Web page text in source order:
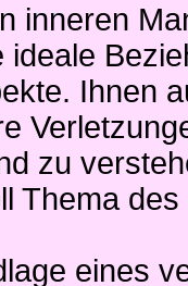
inneren
Ihnen
zu
Thema
eines